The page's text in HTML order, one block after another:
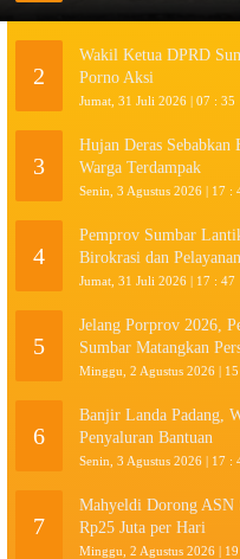
2
Wakil Ketua DPRD
Porno Aksi
Jumat, 31 Juli 2026 | 07 : 35
3
Hujan Deras Sebabkan
Warga Terdampak
Senin, 3 Agustus 2026 | 17 :
4
Pemprov Sumbar
Birokrasi dan
Jumat, 31 Juli 2026 | 17 : 47
5
Jelang Porprov 2026,
Sumbar Matangkan
Minggu, 2 Agustus 2026 |
6
Banjir Landa Padang,
Penyaluran Bantuan
Senin, 3 Agustus 2026 | 17 :
7
Mahyeldi Dorong ASN
Rp25 Juta per Hari
Minggu, 2 Agustus 2026 | 19